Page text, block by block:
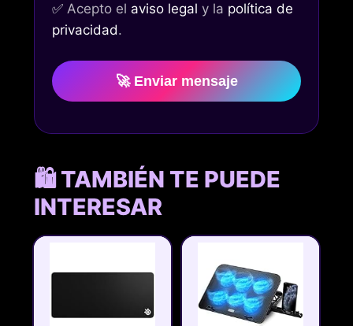
✅ Acepto el aviso legal y la política de
privacidad.
🚀 Enviar mensaje
🛍️ TAMBIÉN TE PUEDE
INTERESAR